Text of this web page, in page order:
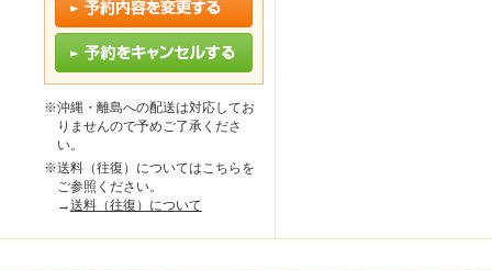
※沖縄・離島への配送は対応してお
りませんので予めご了承くださ
い。
※送料（往復）についてはこちらを
ご参照ください。
→送料（往復）について